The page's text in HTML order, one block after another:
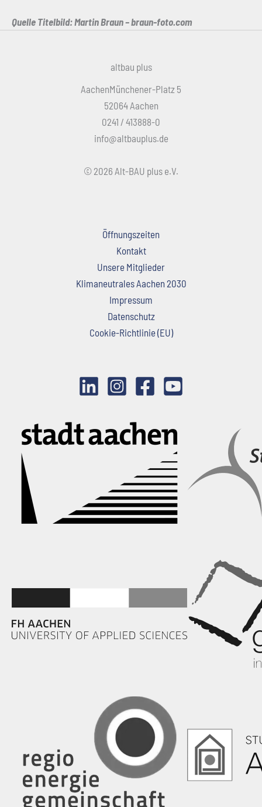
Quelle Titelbild: Martin Braun – braun-foto.com
altbau plus
AachenMünchener-Platz 5
52064 Aachen
0241 / 413888-0
info@altbauplus.de
© 2026 Alt-BAU plus e.V.
Öffnungszeiten
Kontakt
Unsere Mitglieder
Klimaneutrales Aachen 2030
Impressum
Datenschutz
Cookie-Richtlinie (EU)